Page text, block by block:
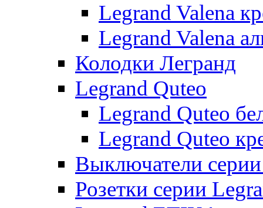
Legrand Valena
Legrand Valena
Колодки Легранд
Legrand Quteo
Legrand Quteo
Legrand Quteo
Выключатели
Розетки серии